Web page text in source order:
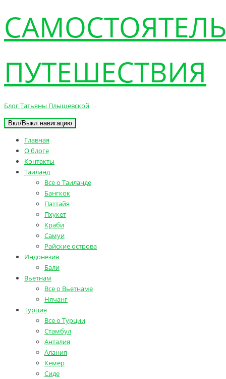
ПУТЕШЕСТВИЯ
Блог Татьяны Плышевской
Вкл/Выкл навигацию
Главная
О блоге
Контакты
Таиланд
Все о Таиланде
Бангкок
Паттайя
Пхукет
Краби
Самуи
Райские острова
Индонезия
Бали
Вьетнам
Все о Вьетнаме
Нячанг
Турция
Все о Турции
Стамбул
Анталия
Алания
Кемер
Сиде